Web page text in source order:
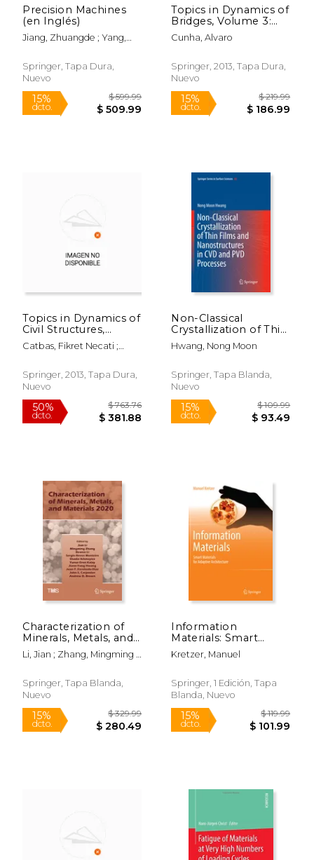
15%
dcto.
$ 219.99
$ 186.99
15%
dcto. $
Precision Machines
(en Inglés)
Jiang, Zhuangde ; Yang,
Springer, Tapa Dura,
Nuevo
dcto. $ 509.99
Topics in Dynamics of
Bridges, Volume 3:
Proceedings of the
31st Imac, a
Structural Dynamics,
2013 (en Inglés)
Cunha, Alvaro
Springer, 2013, Tapa Dura,
Nuevo
$
Topics in Dynamics of
Civil Structures,
Volume 4:
Proceedings of the
Conference on
Structural Dynamics,
Catbas, Fikret Necati ;
Vitomir
Springer, 2013, Tapa Dura,
Nuevo
Non-Classical
Crystallization of Thin
Films and
Nanostructures in
Processes (en Inglés)
Hwang, Nong Moon
Springer, Tapa Blanda,
Nuevo
Characterization of
Minerals, Metals, and
Materials 2020 (en
Inglés)
Li, Jian ; Zhang, Mingming ;
Springer, Tapa Blanda,
Nuevo
Information
Materials: Smart
Materials for Adaptive
Architecture (en
Kretzer, Manuel
Springer, 1 Edición, Tapa
Blanda, Nuevo